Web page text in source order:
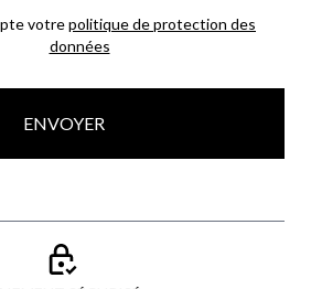
votrepolitique de protection des
données
ENVOYER